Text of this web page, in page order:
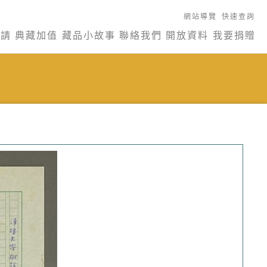
網站導覽 快速查詢
典藏加值 藏品小故事 聯絡我們 開放資料 我要捐贈